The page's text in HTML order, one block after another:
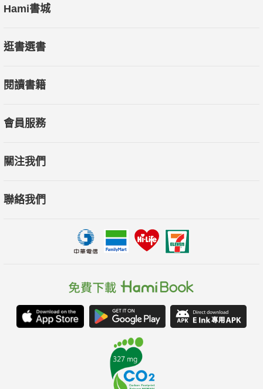
Hami書城
逛書選書
閱讀書籍
會員服務
關注我們
聯絡我們